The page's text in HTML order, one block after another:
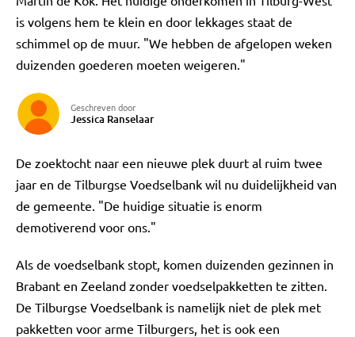
is volgens hem te klein en door lekkages staat de
schimmel op de muur. "We hebben de afgelopen weken
duizenden goederen moeten weigeren."
Geschreven door
Jessica Ranselaar
De zoektocht naar een nieuwe plek duurt al ruim twee
jaar en de Tilburgse Voedselbank wil nu duidelijkheid van
de gemeente. "De huidige situatie is enorm
demotiverend voor ons."
Als de voedselbank stopt, komen duizenden gezinnen in
Brabant en Zeeland zonder voedselpakketten te zitten.
De Tilburgse Voedselbank is namelijk niet de plek met
pakketten voor arme Tilburgers, het is ook een